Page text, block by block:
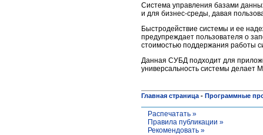
Система управления базами
и для бизнес-среды, давая
Быстродействие системы и ее
предупреждает пользователя о
стоимостью поддержания работы
Данная СУБД подходит для
универсальность системы делает
Главная страница - Программные
Распечатать »
Правила публикации »
Рекомендовать »